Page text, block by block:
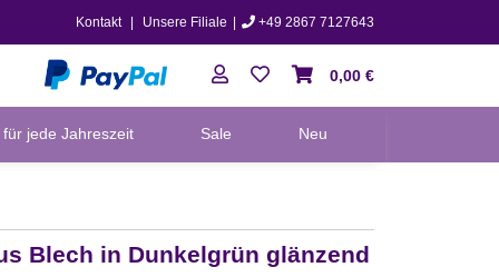
Kontakt Unsere Filiale +49 2867 7127643
0,00 €
für jede Jahreszeit Sale Neu
Blech in Dunkelgrün glänzend